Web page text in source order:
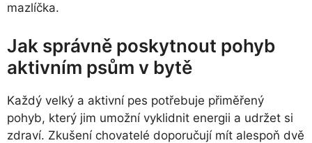
mazlíčka.
Jak správně poskytnout pohyb
aktivním psům v bytě
Každý velký a aktivní pes potřebuje přiměřený
pohyb, který jim umožní vyklidnit energii a udržet si
zdraví. Zkušení chovatelé doporučují mít alespoň dvě